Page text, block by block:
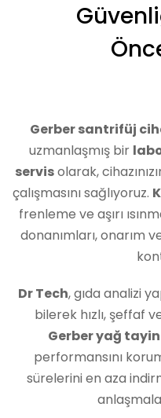
Gerber santrifüj
uzmanlaşmış bir
servisolarak,
çalışmasını sağlıyoruz.
frenleme ve aşırı
donanımları, onarım
Dr Tech, gıda analizi
bilerek hızlı, şeffaf
Gerber yağ
performansını
sürelerini en aza